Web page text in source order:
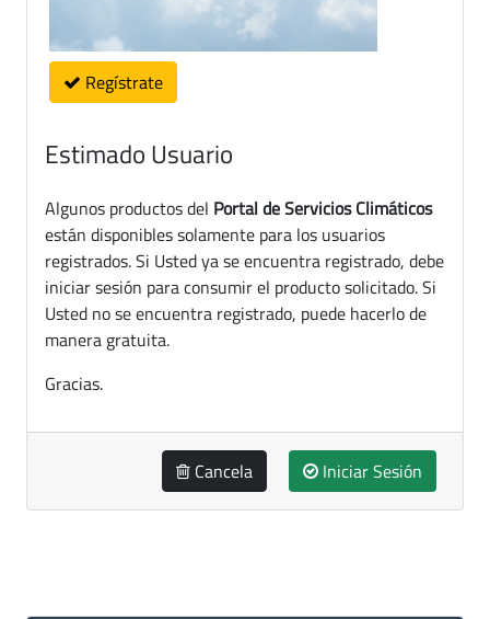
Regístrate
Estimado Usuario
Algunos productos del Portal de Servicios Climáticos
están disponibles solamente para los usuarios
registrados. Si Usted ya se encuentra registrado, debe
iniciar sesión para consumir el producto solicitado. Si
Usted no se encuentra registrado, puede hacerlo de
manera gratuita.
Gracias.
Cancela Iniciar Sesión